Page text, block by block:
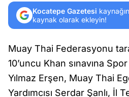
Kocatepe Gazetesi
kaynak olarak ekleyin!
Muay Thai Federasyonu
10’uncu Khan sınavına
Yılmaz Erşen, Muay Thai
Yardımcısı Serdar Şanlı, İl